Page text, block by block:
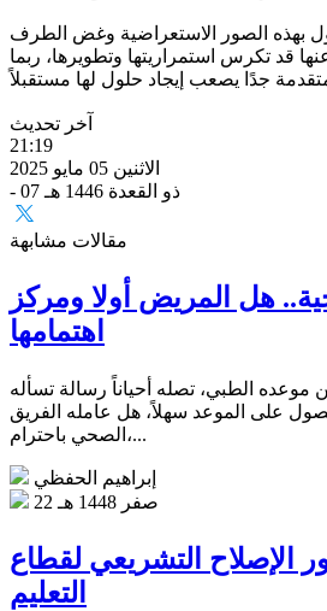
بهذه الصور الاستعراضية وغض الطرف
قد تكرس استمراريتها وتطويرها، ربما
جدًا يصعب إيجاد حلول لها مستقبلاً
آخر تحديث
21:19
الاثنين 05 مايو 2025
- 07 ذو القعدة 1446 هـ
مقالات مشابهة
هل المريض أولا ومركز
اهتمامها
الطبي، تصله أحياناً رسالة تسأله
على الموعد سهلاً، هل عامله الفريق
الصحي باحترام،...
إبراهيم الحفظي
22 صفر 1448 هـ
الإصلاح التشريعي لقطاع
التعليم